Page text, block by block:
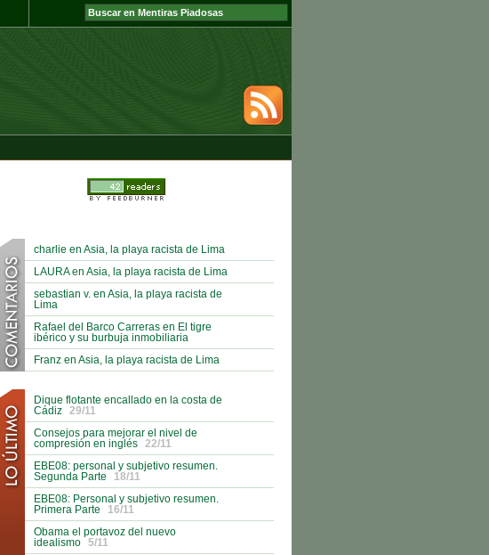
charlie en Asia, la playa racista de Lima
LAURA en Asia, la playa racista de Lima
sebastian v. en Asia, la playa racista de
Lima
Rafael del Barco Carreras en El tigre
ibérico y su burbuja inmobiliaria
Franz en Asia, la playa racista de Lima
Dique flotante encallado en la costa de
Cádiz
29/11
Consejos para mejorar el nivel de
compresión en inglés
22/11
EBE08: personal y subjetivo resumen.
Segunda Parte
18/11
EBE08: Personal y subjetivo resumen.
Primera Parte
16/11
Obama el portavoz del nuevo
idealismo
5/11